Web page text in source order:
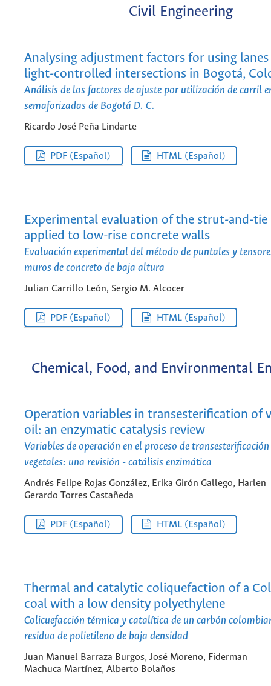
Civil Engineering
Analysing adjustment factors for using
light-controlled intersections in Bogotá,
Análisis de los factores de ajuste por utilización de carril
semaforizadas de Bogotá D. C.
Ricardo José Peña Lindarte
PDF (Español) HTML (Español)
Experimental evaluation of the strut-and-
applied to low-rise concrete walls
Evaluación experimental del método de puntales y
muros de concreto de baja altura
Julian Carrillo León, Sergio M. Alcocer
PDF (Español) HTML (Español)
Chemical, Food, and Environmental
Operation variables in transesterification of
oil: an enzymatic catalysis review
Variables de operación en el proceso de transesterificación
vegetales: una revisión - catálisis enzimática
Andrés Felipe Rojas González, Erika Girón Gallego, Harlen
Gerardo Torres Castañeda
PDF (Español) HTML (Español)
Thermal and catalytic coliquefaction of a
coal with a low density polyethylene
Colicuefacción térmica y catalítica de un carbón
residuo de polietileno de baja densidad
Juan Manuel Barraza Burgos, José Moreno, Fiderman
Machuca Martínez, Alberto Bolaños